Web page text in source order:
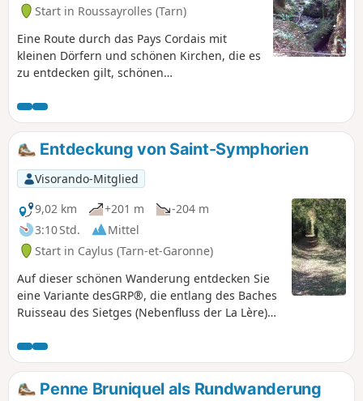
Start in Roussayrolles (Tarn)
Eine Route durch das Pays Cordais mit
kleinen Dörfern und schönen Kirchen, die es
zu entdecken gilt, schönen
Strecke und zum krönenden Abschluss
dieser Rundwanderung ein Hauch von
Zauber mit dem Tal von Laussière und
seinen Mühlenruinen.
Entdeckung von Saint-Symphorien
Visorando-Mitglied
9,02 km
+201 m
-204 m
3:10 Std.
Mittel
Start in Caylus (Tarn-et-Garonne)
Auf dieser schönen Wanderung entdecken Sie
eine Variante desGRP®, die entlang des Baches
Ruisseau des Sietges (Nebenfluss der La Lère)
(restaurierte Häuser, Steinmauern, geschnitzter
Kalvarienberg und Cazelle) und Saint-
Symphorien (ehemaliges Priorat aus dem 15.
Jahrhundert, Friedhof mit Trockenmauer, Quelle
Penne Bruniquel als Rundwanderung